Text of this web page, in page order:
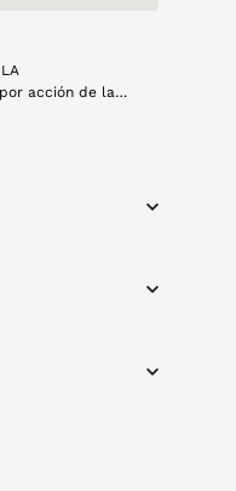
acción de la
de alta
local.